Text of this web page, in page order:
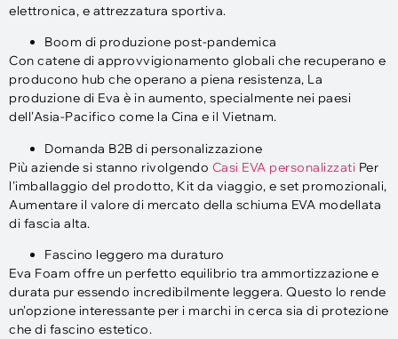
elettronica, e attrezzatura sportiva.
Boom di produzione post-pandemica
Con catene di approvvigionamento globali che recuperano e
producono hub che operano a piena resistenza, La
produzione di Eva è in aumento, specialmente nei paesi
dell'Asia-Pacifico come la Cina e il Vietnam.
Domanda B2B di personalizzazione
Più aziende si stanno rivolgendo Casi EVA personalizzati Per
l'imballaggio del prodotto, Kit da viaggio, e set promozionali,
Aumentare il valore di mercato della schiuma EVA modellata
di fascia alta.
Fascino leggero ma duraturo
Eva Foam offre un perfetto equilibrio tra ammortizzazione e
durata pur essendo incredibilmente leggera. Questo lo rende
un'opzione interessante per i marchi in cerca sia di protezione
che di fascino estetico.